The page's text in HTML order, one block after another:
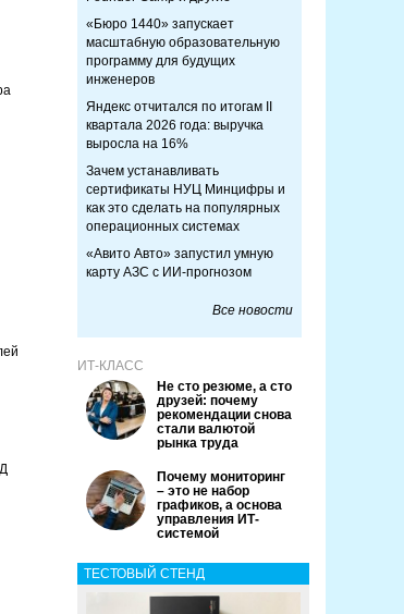
«Бюро 1440» запускает
масштабную образовательную
программу для будущих
инженеров
Яндекс отчитался по итогам II
квартала 2026 года: выручка
выросла на 16%
Зачем устанавливать
сертификаты НУЦ Минцифры и
как это сделать на популярных
операционных системах
«Авито Авто» запустил умную
карту АЗС с ИИ-прогнозом
Все новости
ИТ-КЛАСС
Не сто резюме, а сто
друзей: почему
рекомендации снова
стали валютой
рынка труда
Почему мониторинг
– это не набор
графиков, а основа
управления ИТ-
системой
ТЕСТОВЫЙ СТЕНД